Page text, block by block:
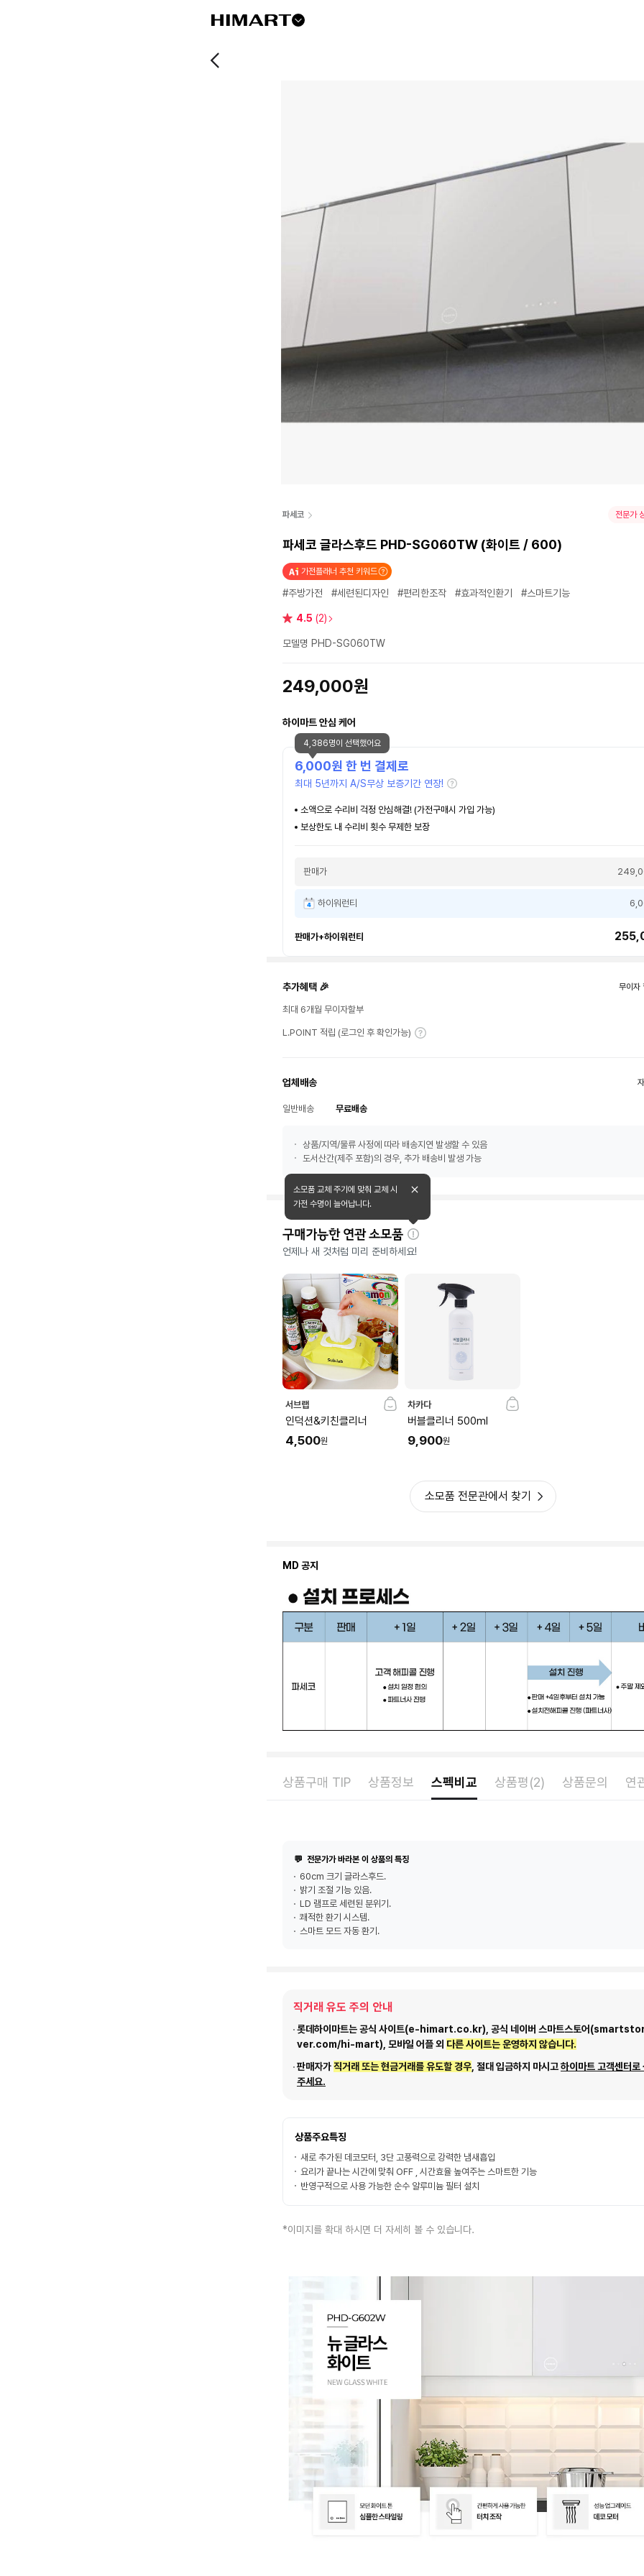
파세코 전문가
파세코 글라스후드 PHD-SG060TW (화이트 / 600)
가전플래너 추천 키워드
#주방가전 #세련된디자인 #편리한조작 #효과적인환기 #스마트기능
별 4.5 (2)
모델명 PHD-SG060TW
249,000원
하이마트 안심 케어
6,000원 한 번 결제로
최대 5년까지 A/S무상 보증기간 연장!
소액으로 수리비 걱정 안심해결! (가전구매시 가입 가능)
보상한도 내 수리비 횟수 무제한 보장
판매가
하이워런티
판매가+하이워런티
4,386명이 선택했어요
추가혜택 🎉 무이자
최대 6개월 무이자할부
L.POINT 적립 (로그인 후 확인가능)
업체배송
일반배송 무료배송
상품/지역/물류 사정에 따라 배송지연 발생할 수 있음
도서산간(제주 포함)의 경우, 추가 배송비 발생 가능
구매가능한 연관 소모품
자
세
소모품 교체 주기에 맞춰 교체 시
가전 수명이 늘어납니다.
언제나 새 것처럼 미리 준비하세요!
서브랩
인덕션&키친클리너
4,500원
차카다
버블클리너 500ml
9,900원
소모품 전문관에서 찾기
MD 공지
상품구매 TIP 상품정보 스펙비교 상품평(2) 상품문의 연
💬 전문가가 바라본 이 상품의 특징
60cm 크기 글라스후드.
밝기 조절 기능 있음.
LD 램프로 세련된 분위기.
쾌적한 환기 시스템.
스마트 모드 자동 환기.
직거래 유도 주의 안내
롯데하이마트는 공식 사이트(e-himart.co.kr), 공식 네이버 스마트스토어
ver.com/hi-mart), 모바일 어플 외 다른 사이트는 운영하지 않습니다.
판매자가직거래 또는 현금거래를 유도할 경우 , 절대 입금하지 마시고하이마트 고객센터로
주세요.
상품주요특징
새로 추가된 데코모터, 3단 고풍력으로 강력한 냄새흡입
요리가 끝나는 시간에 맞춰 OFF , 시간효율 높여주는 스마트한 기능
반영구적으로 사용 가능한 순수 알루미늄 필터 설치
*이미지를 확대 하시면 더 자세히 볼 수 있습니다.